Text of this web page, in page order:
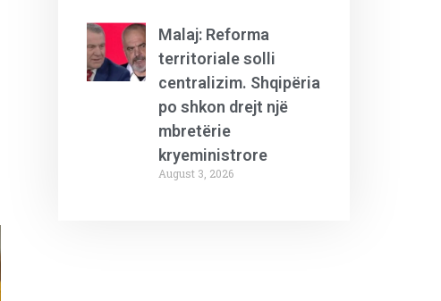
Malaj: Reforma
territoriale solli
centralizim. Shqipëria
po shkon drejt një
mbretërie
kryeministrore
August 3, 2026